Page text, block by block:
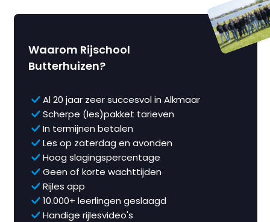
Waarom Rijschool
Butterhuizen?
Al 20 jaar zeer succesvol in Alkmaar
Scherpe (les)pakket tarieven
In termijnen betalen
Les op zaterdag en avonden
Hoog slagingspercentage
Geen of korte wachttijden
Rijles app
10.000+ leerlingen geslaagd
Handige rijlesvideo's